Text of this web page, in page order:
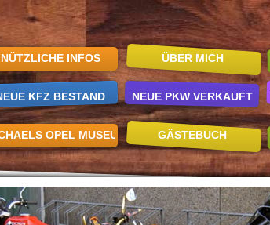
NÜTZLICHE INFOS ÜBER MICH
KFZ BESTAND NEUE PKW VERKAUFT
OPEL MUSEUM GÄSTEBUCH